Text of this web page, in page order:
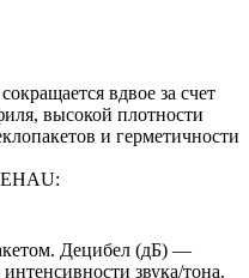
вдвое за счет
высокой плотности
и герметичности
Децибел (дБ) —
звука/тона.